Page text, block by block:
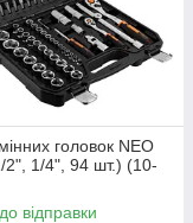
головок NEO
2", 1/4", 94 шт.) (10-
відправки